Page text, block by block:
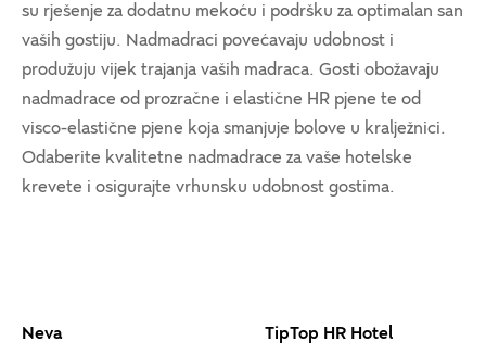
su rješenje za dodatnu mekoću i podršku za optimalan san
vaših gostiju. Nadmadraci povećavaju udobnost i
produžuju vijek trajanja vaših madraca. Gosti obožavaju
nadmadrace od prozračne i elastične HR pjene te od
visco-elastične pjene koja smanjuje bolove u kralježnici.
Odaberite kvalitetne nadmadrace za vaše hotelske
krevete i osigurajte vrhunsku udobnost gostima.
Neva TipTop HR Hotel